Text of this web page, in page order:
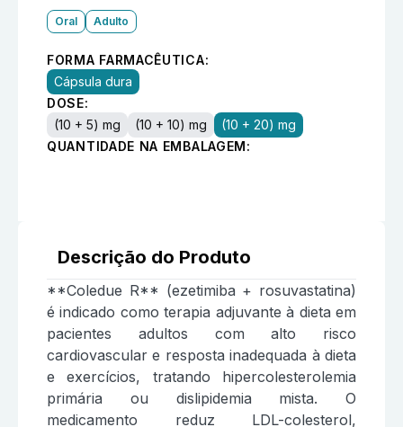
Oral Adulto
FORMA FARMACÊUTICA:
Cápsula dura
DOSE:
(10 + 5) mg
(10 + 10) mg
(10 + 20) mg
QUANTIDADE NA EMBALAGEM:
Descrição do Produto
**Coledue R** (ezetimiba + rosuvastatina)
é indicado como terapia adjuvante à dieta em
pacientes adultos com alto risco
cardiovascular e resposta inadequada à dieta
e exercícios, tratando hipercolesterolemia
primária ou dislipidemia mista. O
medicamento reduz LDL-colesterol,